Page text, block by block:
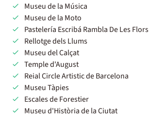
Museu de la Música
Museu de la Moto
Pastelería Escribá Rambla De Les Flors
Rellotge dels Llums
Museu del Calçat
Temple d'August
Reial Circle Artistic de Barcelona
Museu Tàpies
Escales de Forestier
Museu d'Història de la Ciutat